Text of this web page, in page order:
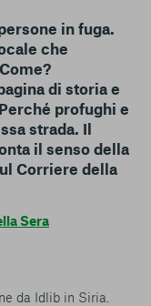
in fuga.
che
di storia e
profughi e
strada. Il
il senso della
Corriere della
Sera
da Idlib in Siria.